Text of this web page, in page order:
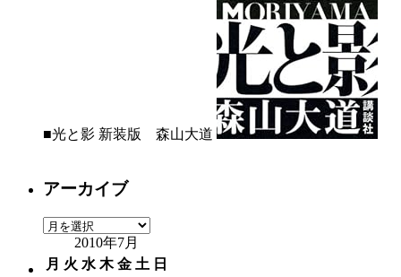
■光と影 新装版 森山大道
アーカイブ
ア
カ
2010年7月
月 火 水 木 金 土 日